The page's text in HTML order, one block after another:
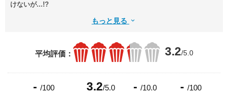
けないが...!?
もっと見る
平均評価： 3.2/5.0
- /100 3.2/5.0 - /10.0 -/100